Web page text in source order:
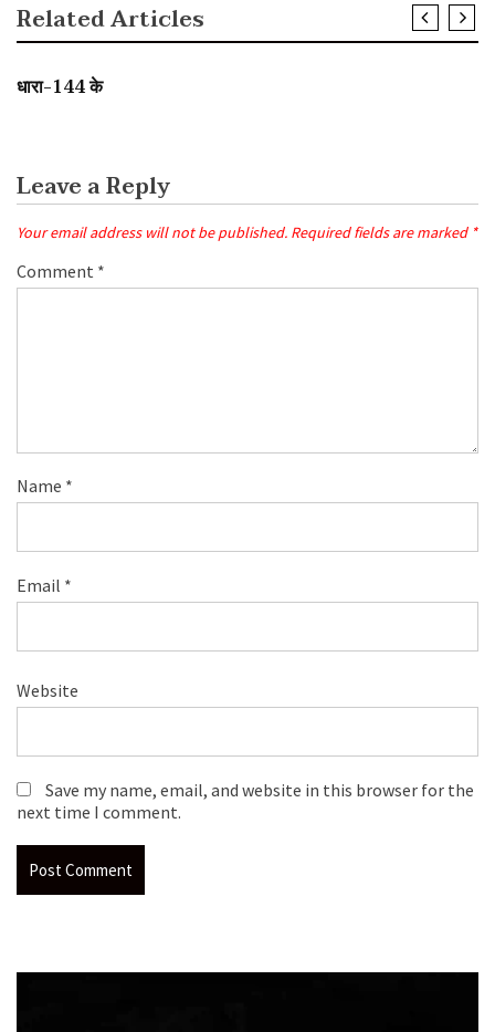
Related Articles
धारा-144 के
Leave a Reply
Your email address will not be published. Required fields are marked *
Comment *
Name *
Email *
Website
Save my name, email, and website in this browser for the
next time I comment.